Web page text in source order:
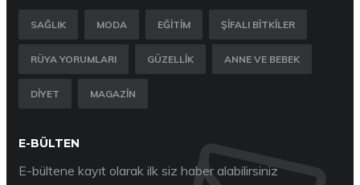
SAĞLIK MODA EĞITIM ŞIFALI BITKILER
RÜYA YORUMLARI GÜZELLIK ANNE VE BEBEK
DIYET MAGAZIN
E-BÜLTEN
E-bültene kayıt olarak ilk siz haber alabilirsiniz